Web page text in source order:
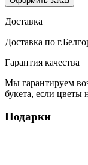
Доставка
Доставка по
Гарантия качества
Мы гарантируем
букета, если цветы
Подарки